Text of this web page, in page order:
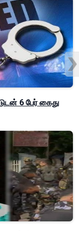
6 பேர் கைது